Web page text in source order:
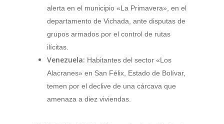
alerta en el municipio «La Primavera», en el
departamento de Vichada, ante disputas de
grupos armados por el control de rutas
ilícitas.
Venezuela: Habitantes del sector «Los
Alacranes» en San Félix, Estado de Bolívar,
temen por el declive de una cárcava que
amenaza a diez viviendas.